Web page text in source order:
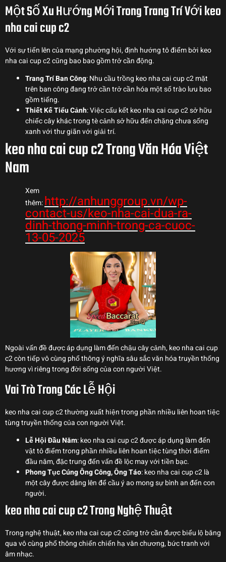
Một Số Xu Hướng Mới Trong Trang Trí Với keo
nha cai cup c2
Với sự tiến lên của mạng phường hội, định hướng tô điểm bởi keo
nha cai cup c2 cũng bao bao gồm trở cần động.
Trang Trí Ban Công: Nhu cầu trồng keo nha cai cup c2 mặt
trên ban công đang trở cần trở cần hóa một số trào lưu bao
gồm tiếng.
Thiết Kế Tiểu Cảnh: Việc cấu kết keo nha cai cup c2 sở hữu
chiếc cây khác trong tè cảnh sở hữu đến chặng chưa sống
xanh với thư giãn với giải trí.
keo nha cai cup c2 Trong Văn Hóa Việt
Nam
Xem
thêm:http://anhunggroup.vn/wp-
contact-us/keo-nha-cai-dua-ra-
dinh-thong-minh-trong-ca-cuoc-
13-05-2025
Ngoài vấn đề được áp dụng làm đến chậu cây cảnh, keo nha cai cup
c2 còn tiếp vô cùng phổ thông ý nghĩa sâu sắc văn hóa truyền thống
hương vì riêng trong đời sống của con người Việt.
Vai Trò Trong Các Lễ Hội
keo nha cai cup c2 thường xuất hiện trong phần nhiều liên hoan tiệc
tùng truyền thống của con người Việt.
Lễ Hội Đầu Năm: keo nha cai cup c2 được áp dụng làm đến
vật tô điểm trong phần nhiều liên hoan tiệc tùng thời điểm
đầu năm, đặc trung đến vấn đề lộc may với tiền bạc.
Phong Tục Cúng Ông Công, Ông Táo: keo nha cai cup c2 là
một cây được dâng lên để cầu ý ao mong sự bình an đến con
người.
keo nha cai cup c2 Trong Nghệ Thuật
Trong nghệ thuật, keo nha cai cup c2 cũng trở cần được biểu lộ băng
qua vô cùng phổ thông chiến chiến hạ văn chương, bức tranh với
âm nhạc.